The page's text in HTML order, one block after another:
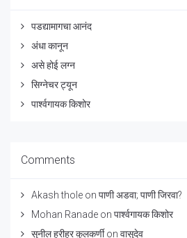
पडद्यामागचा आनंद
अंधा कानून
असे होई लग्न
सिग्नेचर ट्यून
पार्श्वगायक किशोर
Comments
Akash thole on पाणी अडवा; पाणी जिरवा?
Mohan Ranade on पार्श्वगायक किशोर
सुनील हरीहर कुलकर्णीon वासुदेव